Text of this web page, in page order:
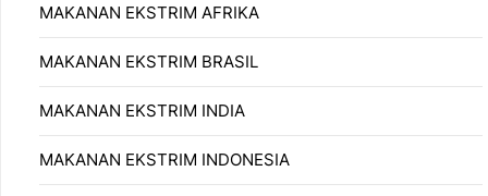
MAKANAN EKSTRIM AFRIKA
MAKANAN EKSTRIM BRASIL
MAKANAN EKSTRIM INDIA
MAKANAN EKSTRIM INDONESIA